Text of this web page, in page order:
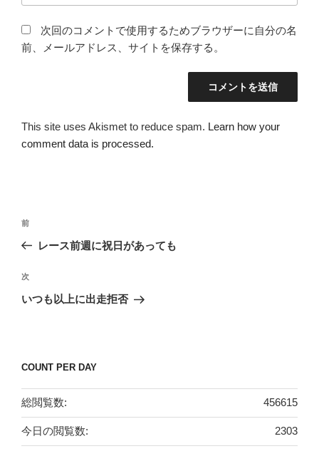
次回のコメントで使用するためブラウザーに自分の名
前、メールアドレス、サイトを保存する。
This site uses Akismet to reduce spam. Learn how your
comment data is processed.
投
ビ
ゲ
ン
過
去
投
前
レース前週に祝日があっても
次
の
次
いつも以上に出走拒否
COUNT PER DAY
456615
総閲覧数:
2303
今日の閲覧数: